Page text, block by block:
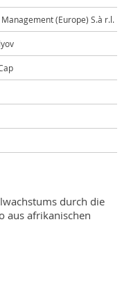
(Europe) S.à r.l.
durch die
aus afrikanischen